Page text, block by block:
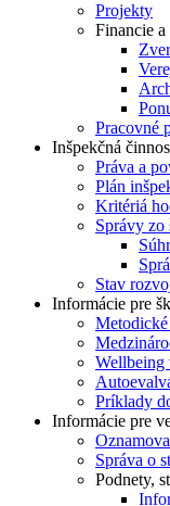
Projekty
Financie
Pracovné
Inšpekčná
Práva a
Plán
Kritériá
Správy
Stav
Informácie pre
Wellbeing
Príklady
Informácie pre
Správa o
Podnety,